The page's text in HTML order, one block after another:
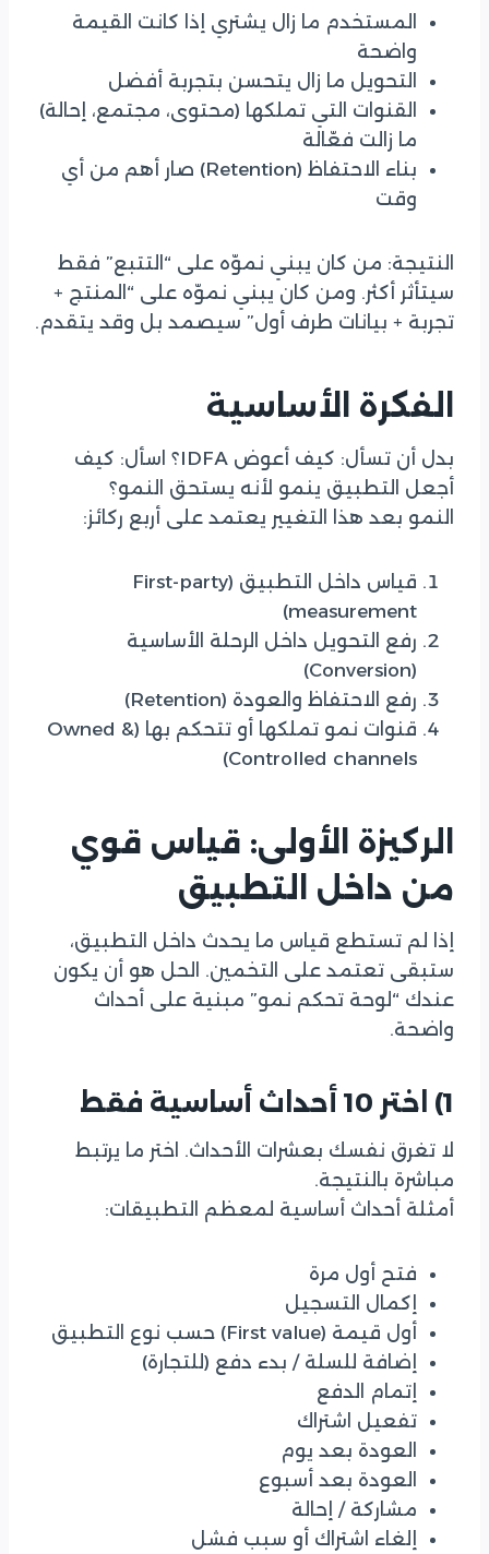
المستخدم ما زال يشتري إذا كانت القيمة
واضحة
التحويل ما زال يتحسن بتجربة أفضل
القنوات التي تملكها (محتوى، مجتمع، إحالة)
ما زالت فعّالة
بناء الاحتفاظ (Retention) صار أهم من أي
وقت
النتيجة: من كان يبني نموّه على “التتبع” فقط
سيتأثر أكثر. ومن كان يبني نموّه على “المنتج +
تجربة + بيانات طرف أول” سيصمد بل وقد يتقدم.
الفكرة الأساسية
بدل أن تسأل: كيف أعوض IDFA؟ اسأل: كيف
أجعل التطبيق ينمو لأنه يستحق النمو؟
النمو بعد هذا التغيير يعتمد على أربع ركائز:
قياس داخل التطبيق (First-party
measurement)
رفع التحويل داخل الرحلة الأساسية
(Conversion)
رفع الاحتفاظ والعودة (Retention)
قنوات نمو تملكها أو تتحكم بها (Owned &
Controlled channels)
الركيزة الأولى: قياس قوي
من داخل التطبيق
إذا لم تستطع قياس ما يحدث داخل التطبيق،
ستبقى تعتمد على التخمين. الحل هو أن يكون
عندك “لوحة تحكم نمو” مبنية على أحداث
واضحة.
1) اختر 10 أحداث أساسية فقط
لا تغرق نفسك بعشرات الأحداث. اختر ما يرتبط
مباشرة بالنتيجة.
أمثلة أحداث أساسية لمعظم التطبيقات:
فتح أول مرة
إكمال التسجيل
أول قيمة (First value) حسب نوع التطبيق
إضافة للسلة / بدء دفع (للتجارة)
إتمام الدفع
تفعيل اشتراك
العودة بعد يوم
العودة بعد أسبوع
مشاركة / إحالة
إلغاء اشتراك أو سبب فشل